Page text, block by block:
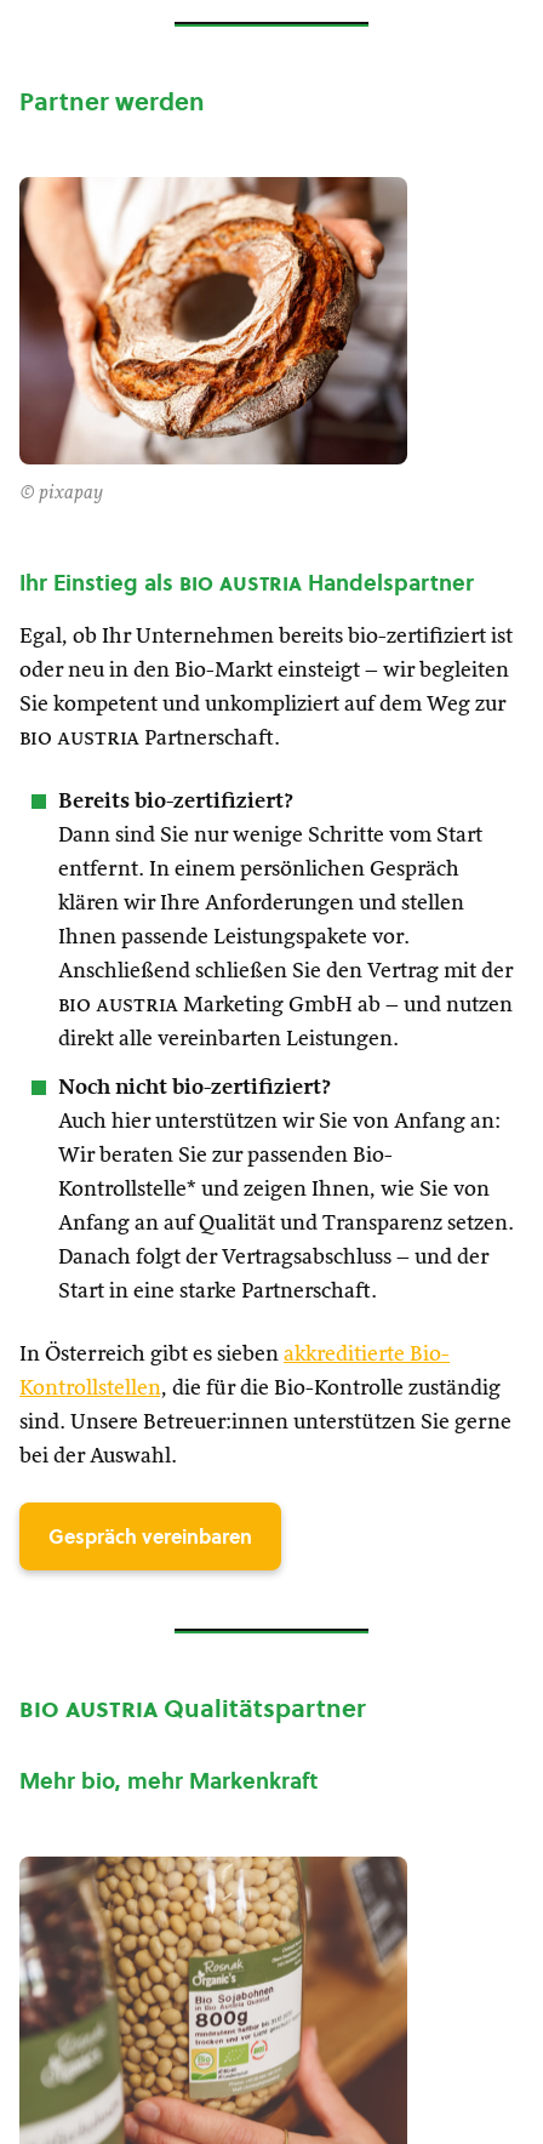
Partner werden
© pixapay
Ihr Einstieg als bio austria Handelspartner
Egal, ob Ihr Unternehmen bereits bio-zertifiziert ist
oder neu in den Bio-Markt einsteigt – wir begleiten
Sie kompetent und unkompliziert auf dem Weg zur
bio austria Partnerschaft.
Bereits bio-zertifiziert?
Dann sind Sie nur wenige Schritte vom Start
entfernt. In einem persönlichen Gespräch
klären wir Ihre Anforderungen und stellen
Ihnen passende Leistungspakete vor.
Anschließend schließen Sie den Vertrag mit der
bio austria Marketing GmbH ab – und nutzen
direkt alle vereinbarten Leistungen.
Noch nicht bio-zertifiziert?
Auch hier unterstützen wir Sie von Anfang an:
Wir beraten Sie zur passenden Bio-
Kontrollstelle* und zeigen Ihnen, wie Sie von
Anfang an auf Qualität und Transparenz setzen.
Danach folgt der Vertragsabschluss – und der
Start in eine starke Partnerschaft.
In Österreich gibt es sieben akkreditierte Bio-
Kontrollstellen, die für die Bio-Kontrolle zuständig
sind. Unsere Betreuer:innen unterstützen Sie gerne
bei der Auswahl.
Gespräch vereinbaren
bio austria Qualitätspartner
Mehr bio, mehr Markenkraft